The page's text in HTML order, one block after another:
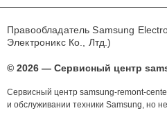
Правообладатель Samsung
Электроникс Ко., Лтд.)
© 2026 — Сервисный центр
Сервисный центр samsung-remont-
и обслуживании техники Samsung, но